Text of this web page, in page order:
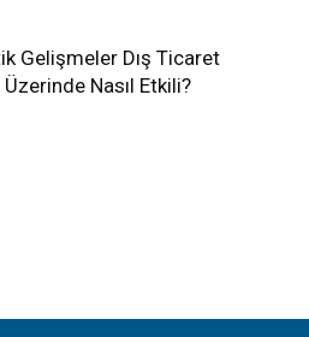
Gelişmeler Dış Ticaret
Nasıl Etkili?